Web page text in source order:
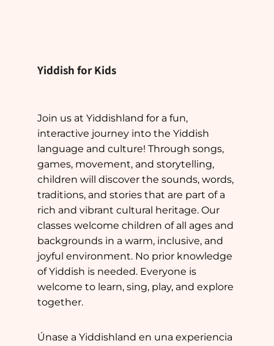
Yiddish for Kids
Join us at Yiddishland for a fun,
interactive journey into the Yiddish
language and culture! Through songs,
games, movement, and storytelling,
children will discover the sounds, words,
traditions, and stories that are part of a
rich and vibrant cultural heritage. Our
classes welcome children of all ages and
backgrounds in a warm, inclusive, and
joyful environment. No prior knowledge
of Yiddish is needed. Everyone is
welcome to learn, sing, play, and explore
together.
Únase a Yiddishland en una experiencia